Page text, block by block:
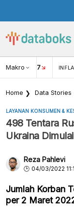
Makro
USD/IDR 17
Home Data Stories
LAYANAN KONSUMEN &
498 Tentara
Ukraina Dimulai
Reza Pahlevi
04/03/2022
Jumlah Korban
per 2 Maret